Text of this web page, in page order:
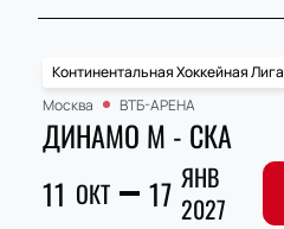
Континентальная Хоккейная Лига
Москва
ВТБ-АРЕНА
ДИНАМО М - СКА
11 ОКТ 17 ЯНВ
2027